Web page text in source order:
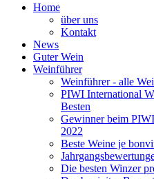
Home
über uns
Kontakt
News
Guter Wein
Weinführer
Weinführer - alle
PIWI International
Besten
Gewinner beim
2022
Beste Weine je
Die besten Winzer